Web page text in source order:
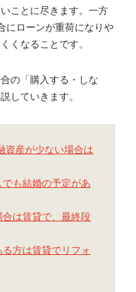
ことに尽きます。一方
にローンが重荷になりや
くなることです。
の「購入する・しな
していきます。
資産が少ない場合は
も結婚の予定があ
は賃貸で、最終段
方は賃貸でリフォ